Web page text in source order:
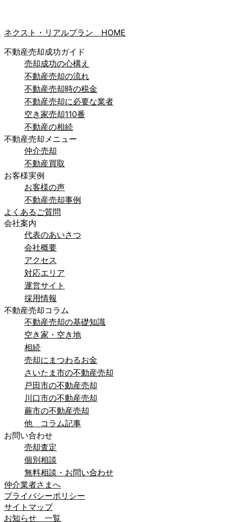
ネクスト・リアルプラン HOME
不動産売却成功ガイド
売却成功の心構え
不動産売却の流れ
不動産売却時の税金
不動産売却に必要な業者
空き家売却110番
不動産の相続
不動産売却メニュー
仲介売却
不動産買取
お客様実例
お客様の声
不動産売却事例
よくあるご質問
会社案内
代表のあいさつ
会社概要
アクセス
対応エリア
運営サイト
採用情報
不動産売却コラム
不動産売却の基礎知識
空き家・空き地
相続
売却にまつわるお金
さいたま市の不動産売却
戸田市の不動産売却
川口市の不動産売却
蕨市の不動産売却
他 コラム記事
お問い合わせ
売却査定
個別相談
無料相談・お問い合わせ
仲介業者さまへ
プライバシーポリシー
サイトマップ
お知らせ 一覧